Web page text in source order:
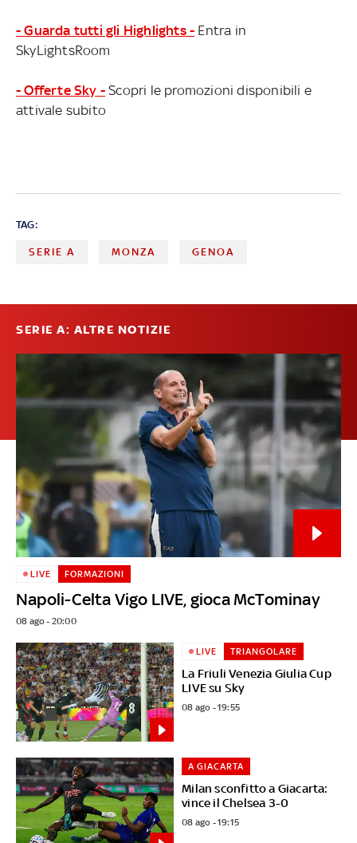
- Guarda tutti gli Highlights - Entra in
SkyLightsRoom
- Offerte Sky - Scopri le promozioni disponibili e
attivale subito
TAG:
SERIE A MONZA GENOA
SERIE A: ALTRE NOTIZIE
Napoli-Celta Vigo LIVE, gioca McTominay
LIVE FORMAZIONI
08 ago - 20:00
La Friuli Venezia Giulia Cup
LIVE su Sky
LIVE TRIANGOLARE
08 ago - 19:55
Milan sconfitto a Giacarta:
vince il Chelsea 3-0
A GIACARTA
08 ago - 19:15